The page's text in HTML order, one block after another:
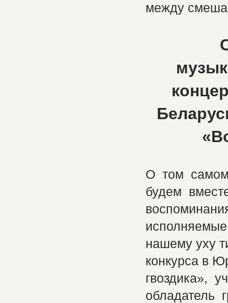
между
О том
будем
нашему уху
конкурса в
гвоздика»,
обладатель